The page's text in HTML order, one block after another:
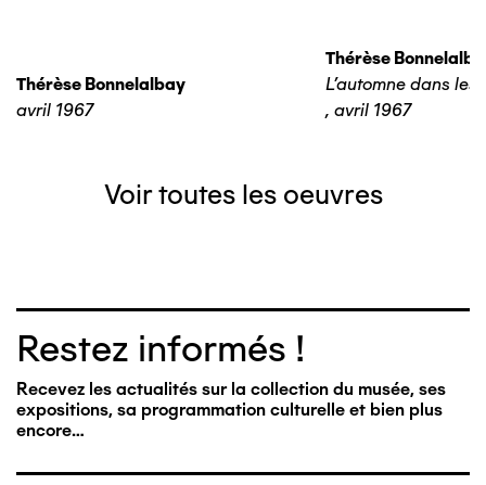
Thérèse Bonnelalbay
avril 1967
Thérèse
L'automne dans les
, avril 1967
Voir toutes les oeuvres
Restez informés !
Recevez les actualités sur la collection du musée, ses
expositions, sa programmation culturelle et bien plus
encore…